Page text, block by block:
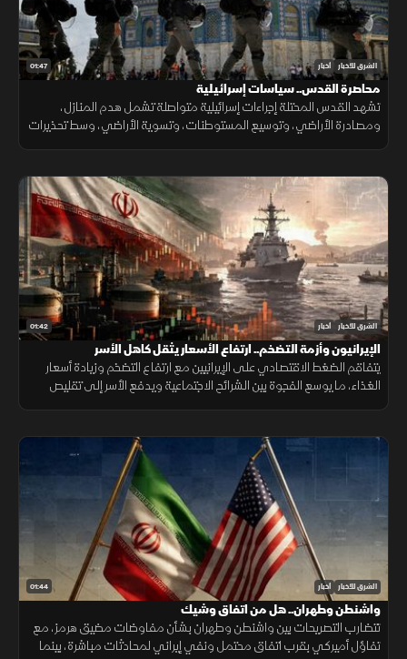
01:47 الشرق للأخبار أخبار
محاصرة القدس.. سياسات إسرائيلية
تشهد القدس المحتلة إجراءات إسرائيلية متواصلة تشمل هدم المنازل،
ومصادرة الأراضي، وتوسيع المستوطنات، وتسوية الأراضي، وسط تحذيرات
01:42 الشرق للأخبار أخبار
الإيرانيون وأزمة التضخم.. ارتفاع الأسعار يثقل كاهل الأسر
يتفاقم الضغط الاقتصادي على الإيرانيين مع ارتفاع التضخم وزيادة أسعار
الغذاء، ما يوسع الفجوة بين الشرائح الاجتماعية ويدفع الأسر إلى تقليص
01:44 الشرق للأخبار أخبار
واشنطن وطهران.. هل من اتفاق وشيك
تتضارب التصريحات بين واشنطن وطهران بشأن مفاوضات مضيق هرمز، مع
تفاؤل أميركي بقرب اتفاق محتمل ونفي إيراني لمحادثات مباشرة، بينما